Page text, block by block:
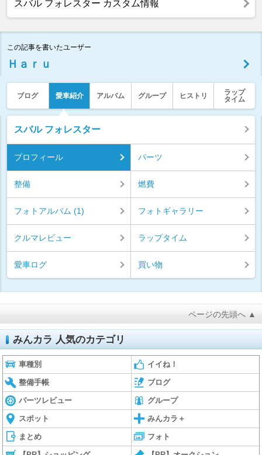
スバル フォレスター カスタム情報
この記事を書いたユーザー
Ｈａｒｕ
ブログ 愛車紹介 アルバム グループ ヒストリ
ラップ
タイム
スバル フォレスター
プロフィール パーツ
整備 燃費
フォトアルバム (1) フォトギャラリー
クルマレビュー ラップタイム
愛車ログ 買い物
ページの先頭へ ▲
みんカラ 人気のカテゴリ
車種別 イイね！
整備手帳 ブログ
パーツレビュー グループ
スポット みんカラ＋
まとめ フォト